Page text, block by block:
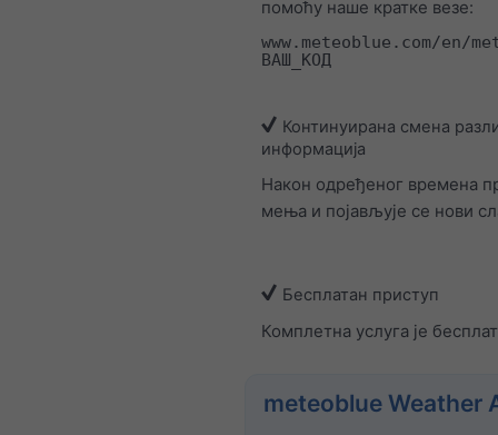
помоћу наше кратке везе:
www.meteoblue.com/en/
ВАШ_КОД
Континуирана смена
информација
Након одређеног времена
мења и појављује се нови
Бесплатан приступ
Комплетна услуга је
meteoblue Weather